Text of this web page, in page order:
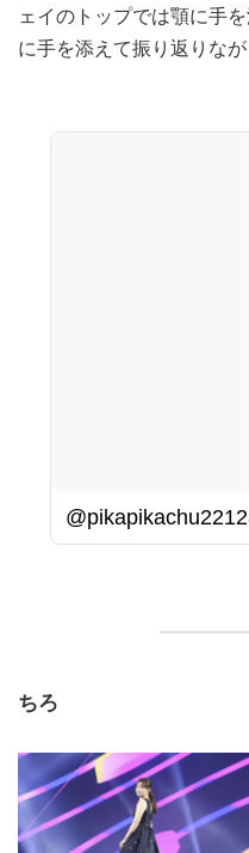
ェイのトップでは顎に手
に手を添えて振り返りな
ちろ